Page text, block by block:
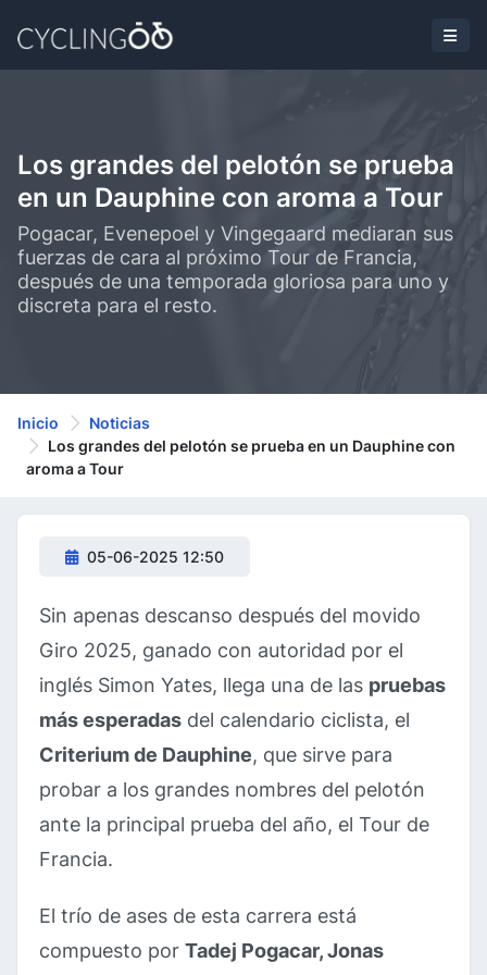
Los grandes del pelotón se prueba
en un Dauphine con aroma a Tour
Pogacar, Evenepoel y Vingegaard mediaran sus
fuerzas de cara al próximo Tour de Francia,
después de una temporada gloriosa para uno y
discreta para el resto.
Inicio
Noticias
Los grandes del pelotón se prueba en un Dauphine con
aroma a Tour
05-06-2025 12:50
Sin apenas descanso después del movido
Giro 2025, ganado con autoridad por el
inglés Simon Yates, llega una de las pruebas
más esperadas del calendario ciclista, el
Criterium de Dauphine, que sirve para
probar a los grandes nombres del pelotón
ante la principal prueba del año, el Tour de
Francia.
El trío de ases de esta carrera está
compuesto por Tadej Pogacar, Jonas